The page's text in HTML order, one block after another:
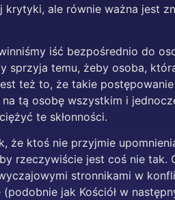
ale równie ważna jest
iść bezpośrednio do
temu, żeby osoba,
też to, że takie
tą osobę wszystkim i
te skłonności.
ktoś nie przyjmie
rzeczywiście jest coś nie tak.
stronnikami w
jak Kościół w